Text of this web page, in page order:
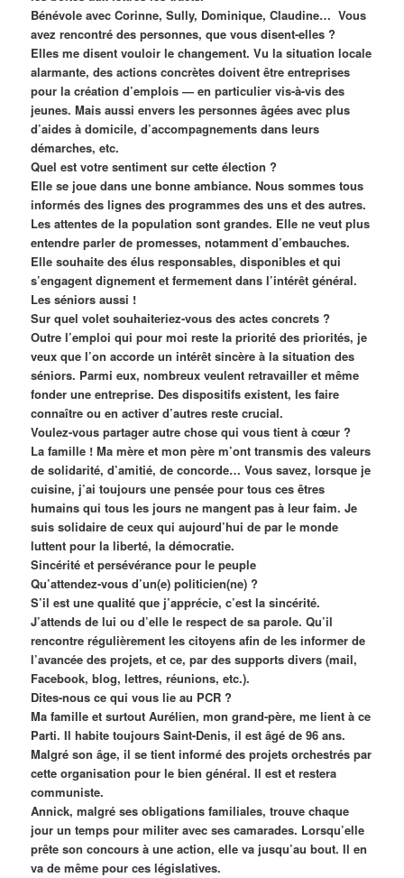
Bénévole avec Corinne, Sully, Dominique, Claudine… Vous
avez rencontré des personnes, que vous disent-elles ?
Elles me disent vouloir le changement. Vu la situation locale
alarmante, des actions concrètes doivent être entreprises
pour la création d’emplois — en particulier vis-à-vis des
jeunes. Mais aussi envers les personnes âgées avec plus
d’aides à domicile, d’accompagnements dans leurs
démarches, etc.
Quel est votre sentiment sur cette élection ?
Elle se joue dans une bonne ambiance. Nous sommes tous
informés des lignes des programmes des uns et des autres.
Les attentes de la population sont grandes. Elle ne veut plus
entendre parler de promesses, notamment d’embauches.
Elle souhaite des élus responsables, disponibles et qui
s’engagent dignement et fermement dans l’intérêt général.
Les séniors aussi !
Sur quel volet souhaiteriez-vous des actes concrets ?
Outre l’emploi qui pour moi reste la priorité des priorités, je
veux que l’on accorde un intérêt sincère à la situation des
séniors. Parmi eux, nombreux veulent retravailler et même
fonder une entreprise. Des dispositifs existent, les faire
connaître ou en activer d’autres reste crucial.
Voulez-vous partager autre chose qui vous tient à cœur ?
La famille ! Ma mère et mon père m’ont transmis des valeurs
de solidarité, d’amitié, de concorde… Vous savez, lorsque je
cuisine, j’ai toujours une pensée pour tous ces êtres
humains qui tous les jours ne mangent pas à leur faim. Je
suis solidaire de ceux qui aujourd’hui de par le monde
luttent pour la liberté, la démocratie.
Sincérité et persévérance pour le peuple
Qu’attendez-vous d’un(e) politicien(ne) ?
S’il est une qualité que j’apprécie, c’est la sincérité.
J’attends de lui ou d’elle le respect de sa parole. Qu’il
rencontre régulièrement les citoyens afin de les informer de
l’avancée des projets, et ce, par des supports divers (mail,
Facebook, blog, lettres, réunions, etc.).
Dites-nous ce qui vous lie au PCR ?
Ma famille et surtout Aurélien, mon grand-père, me lient à ce
Parti. Il habite toujours Saint-Denis, il est âgé de 96 ans.
Malgré son âge, il se tient informé des projets orchestrés par
cette organisation pour le bien général. Il est et restera
communiste.
Annick, malgré ses obligations familiales, trouve chaque
jour un temps pour militer avec ses camarades. Lorsqu’elle
prête son concours à une action, elle va jusqu’au bout. Il en
va de même pour ces législatives.